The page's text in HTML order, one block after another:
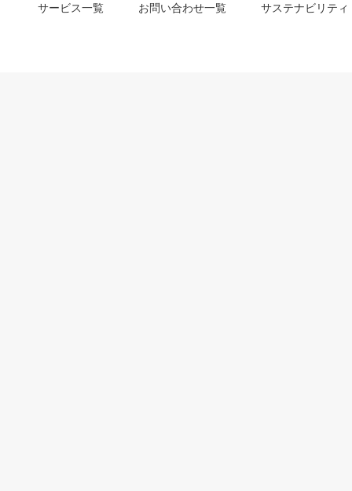
サービス一覧 お問い合わせ一覧 サステナビリティ